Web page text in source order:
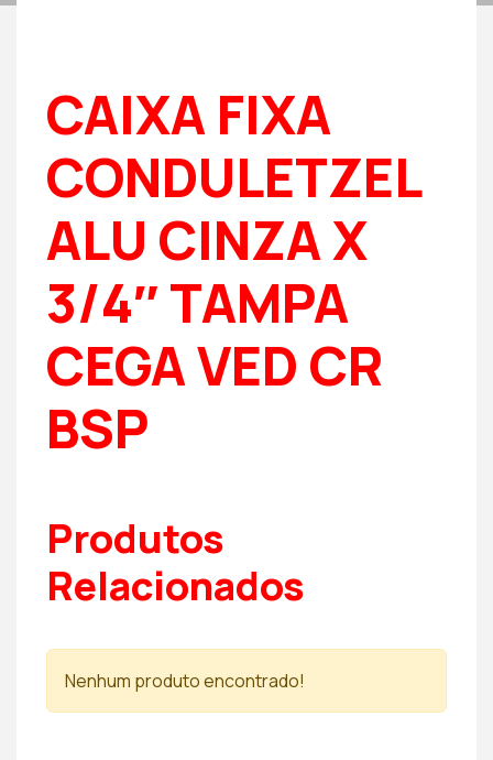
CAIXA FIXA
CONDULETZEL
ALU CINZA X
3/4″ TAMPA
CEGA VED CR
BSP
Produtos
Relacionados
Nenhum produto encontrado!